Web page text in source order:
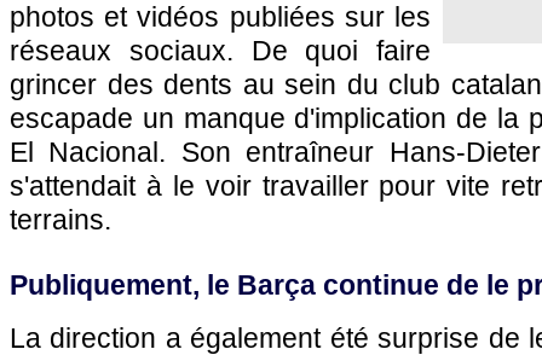
photos et vidéos publiées sur les
réseaux sociaux. De quoi faire
grincer des dents au sein du club
escapade un manque d'implication de la
El Nacional. Son entraîneur Hans-
s'attendait à le voir travailler pour vite
terrains.
Publiquement, le Barça continue de le
La direction a également été surprise de